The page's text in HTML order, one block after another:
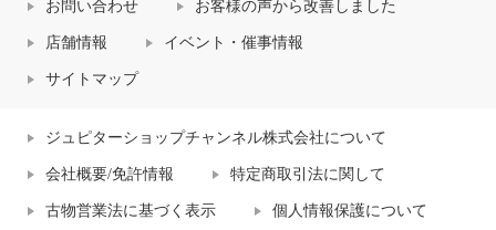
お問い合わせ お客様の声から改善しました
店舗情報 イベント・催事情報
サイトマップ
ジュピターショップチャンネル株式会社について
会社概要/免許情報 特定商取引法に関して
古物営業法に基づく表示 個人情報保護について